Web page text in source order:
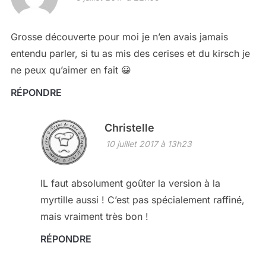
Grosse découverte pour moi je n’en avais jamais
entendu parler, si tu as mis des cerises et du kirsch je
ne peux qu’aimer en fait 😀
RÉPONDRE
Christelle
10 juillet 2017 à 13h23
IL faut absolument goûter la version à la
myrtille aussi ! C’est pas spécialement raffiné,
mais vraiment très bon !
RÉPONDRE